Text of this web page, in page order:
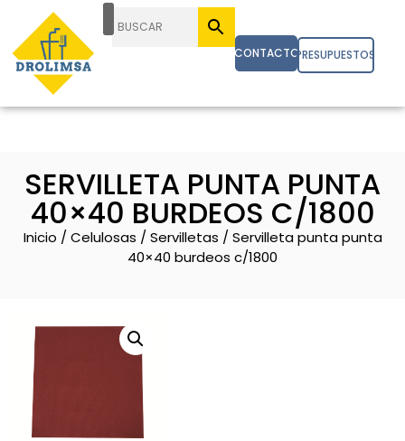
CONTACTOPRESUPUESTOS
SERVILLETA PUNTA PUNTA
40×40 BURDEOS C/1800
Inicio / Celulosas / Servilletas / Servilleta punta punta
40×40 burdeos c/1800